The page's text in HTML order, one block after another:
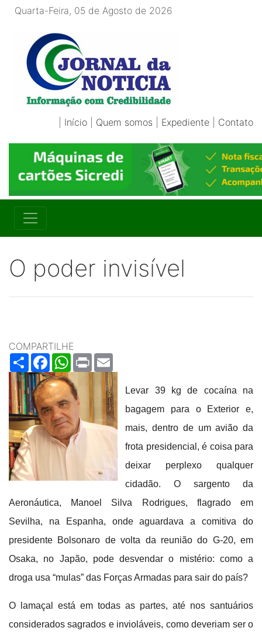
Quarta-Feira, 05 de Agosto de 2026
Início Quem somos Expediente Contato
O poder invisível
COMPARTILHE
ShareFacebookWhatsApp
Print
Levar 39 kg de cocaína na
bagagem para o Exterior e,
mais, dentro de um avião da
frota presidencial, é coisa para
deixar perplexo qualquer
cidadão. O sargento da
Aeronáutica, Manoel Silva Rodrigues, flagrado em
Sevilha, na Espanha, onde aguardava a comitiva do
presidente Bolsonaro de volta da reunião do G-20, em
Osaka, no Japão, pode desvendar o mistério: como a
droga usa “mulas” das Forças Armadas para sair do país?
O lamaçal está em todas as partes, até nos santuários
considerados sagrados e invioláveis, como deveriam ser o